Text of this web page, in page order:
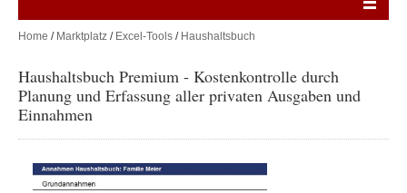
Home / Marktplatz / Excel-Tools / Haushaltsbuch
Haushaltsbuch Premium - Kostenkontrolle durch
Planung und Erfassung aller privaten Ausgaben und
Einnahmen